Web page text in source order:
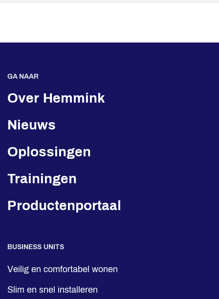
GA NAAR
Over Hemmink
Nieuws
Oplossingen
Trainingen
Productenportaal
BUSINESS UNITS
Veilig en comfortabel wonen
Slim en snel installeren